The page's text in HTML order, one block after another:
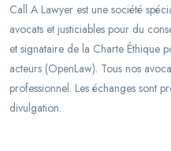
Call A Lawyer est une société
avocats et justiciables pour du
et signataire de la Charte Éthique
acteurs (OpenLaw). Tous nos
professionnel. Les échanges sont
divulgation.